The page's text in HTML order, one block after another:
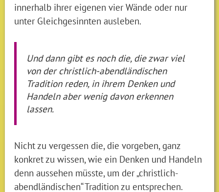
innerhalb ihrer eigenen vier Wände oder nur
unter Gleichgesinnten ausleben.
Und dann gibt es noch die, die zwar viel
von der christlich-abendländischen
Tradition reden, in ihrem Denken und
Handeln aber wenig davon erkennen
lassen.
Nicht zu vergessen die, die vorgeben, ganz
konkret zu wissen, wie ein Denken und Handeln
denn aussehen müsste, um der „christlich-
abendländischen“ Tradition zu entsprechen.